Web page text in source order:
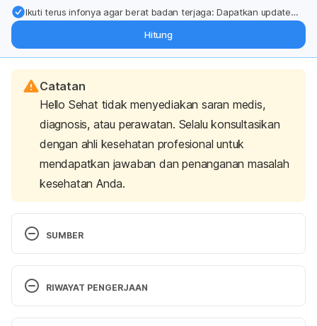
Ikuti terus infonya agar berat badan terjaga: Dapatkan update
Hitung
Catatan
Hello Sehat tidak menyediakan saran medis,
diagnosis, atau perawatan. Selalu konsultasikan
dengan ahli kesehatan profesional untuk
mendapatkan jawaban dan penanganan masalah
kesehatan Anda.
SUMBER
Ji, W., Wang, W., Zhao, X., Zai, J., & Li, X. (2020).
Cross‐species transmission of the newly identified
coronavirus 2019‐nCoV. Journal of medical virology,
RIWAYAT PENGERJAAN